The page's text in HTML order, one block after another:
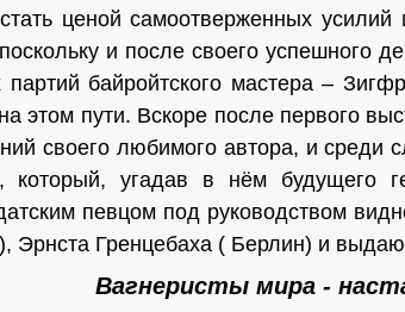
ценой самоотверженных
и после своего успешного
байройтского мастера –
этом пути. Вскоре после первого
своего любимого автора, и среди
угадав в нём будущего
певцом под руководством
Эрнста Гренцебаха ( Берлин) и
Вагнеристы мира -